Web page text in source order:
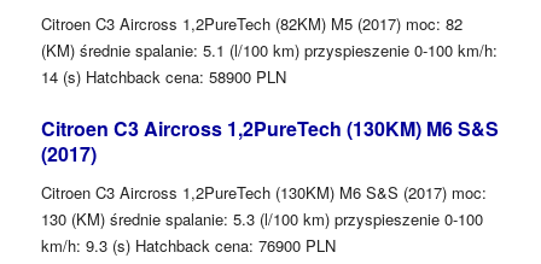
Citroen C3 Aircross 1,2PureTech (82KM) M5 (2017) moc: 82
(KM) średnie spalanie: 5.1 (l/100 km) przyspieszenie 0-100 km/h:
14 (s) Hatchback cena: 58900 PLN
Citroen C3 Aircross 1,2PureTech (130KM) M6 S&S
(2017)
Citroen C3 Aircross 1,2PureTech (130KM) M6 S&S (2017) moc:
130 (KM) średnie spalanie: 5.3 (l/100 km) przyspieszenie 0-100
km/h: 9.3 (s) Hatchback cena: 76900 PLN